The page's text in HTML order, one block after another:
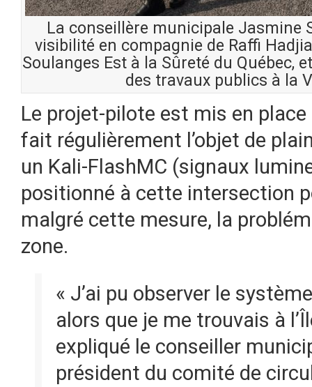
La conseillère municipale Jasmine
visibilité en compagnie de Raffi
Soulanges Est à la Sûreté du Québec,
des travaux publics à la
Le projet-pilote est mis en
fait régulièrement l’objet de
un Kali-FlashMC (signaux
positionné à cette intersection
malgré cette mesure, la
zone.
« J’ai pu observer le
alors que je me trouvais à
expliqué le conseiller
président du comité de